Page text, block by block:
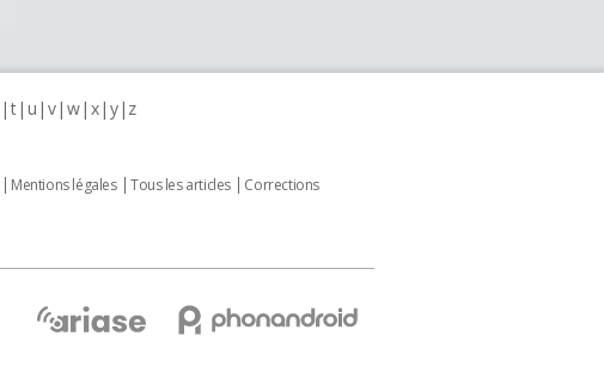
t u v w x y z
Mentions légales Tous les articles
Corrections